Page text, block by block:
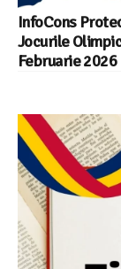
InfoCons
Jocurile
Februarie 2026